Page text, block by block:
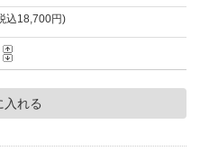
込18,700円)